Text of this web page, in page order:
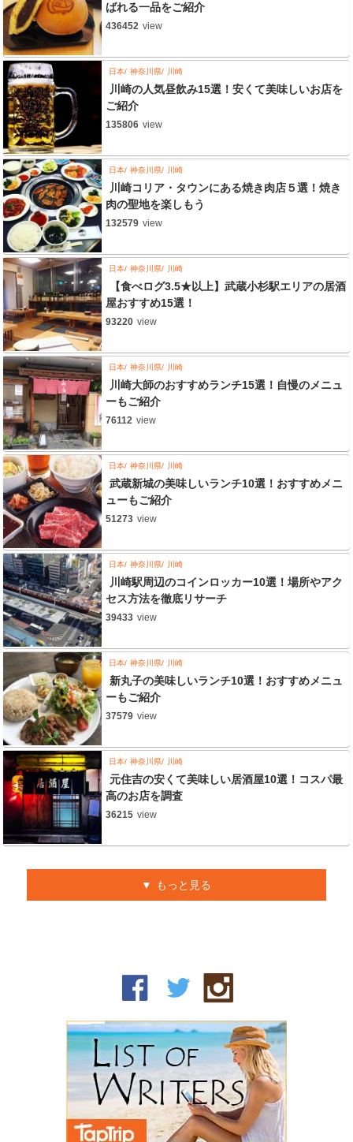
ばれる一品をご紹介
436452 view
日本 神奈川県 川崎
川崎の人気昼飲み15選！安くて美味しいお店を
ご紹介
135806 view
日本 神奈川県 川崎
川崎コリア・タウンにある焼き肉店５選！焼き
肉の聖地を楽しもう
132579 view
日本 神奈川県 川崎
【食べログ3.5★以上】武蔵小杉駅エリアの居酒
屋おすすめ15選！
93220 view
日本 神奈川県 川崎
川崎大師のおすすめランチ15選！自慢のメニュ
ーもご紹介
76112 view
日本 神奈川県 川崎
武蔵新城の美味しいランチ10選！おすすめメニ
ューもご紹介
51273 view
日本 神奈川県 川崎
川崎駅周辺のコインロッカー10選！場所やアク
セス方法を徹底リサーチ
39433 view
日本 神奈川県 川崎
新丸子の美味しいランチ10選！おすすめメニュ
ーもご紹介
37579 view
日本 神奈川県 川崎
元住吉の安くて美味しい居酒屋10選！コスパ最
高のお店を調査
36215 view
もっと見る